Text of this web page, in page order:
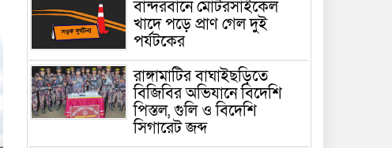
বান্দরবানে মোটরসাইকেল
খাদে পড়ে প্রাণ গেল দুই
পর্যটকের
রাঙ্গামাটির বাঘাইছড়িতে
বিজিবির অভিযানে বিদেশি
পিস্তল, গুলি ও বিদেশি
সিগারেট জব্দ